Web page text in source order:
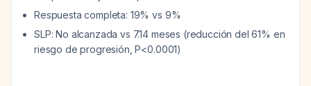
Respuesta completa: 19% vs 9%
SLP: No alcanzada vs 7.14 meses (reducción del 61% en
riesgo de progresión, P<0.0001)